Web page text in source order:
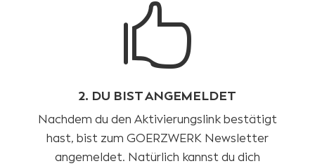

2. DU BIST ANGEMELDET
Nachdem du den Aktivierungslink bestätigt
hast, bist zum GOERZWERK Newsletter
angemeldet. Natürlich kannst du dich